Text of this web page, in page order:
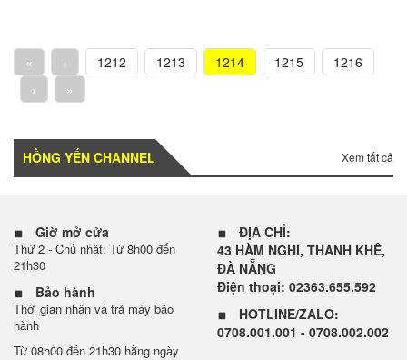
« ‹ 1212 1213 1214 1215
1216
›
»
HỒNG YẾN CHANNEL Xem tất cả
Giờ mở cửa
Thứ 2 - Chủ nhật: Từ 8h00 đến
21h30
Bảo hành
Thời gian nhận và trả máy bảo
hành
Từ 08h00 đến 21h30 hằng ngày
ĐỊA CHỈ:
43 HÀM NGHI, THANH KHÊ,
ĐÀ NẴNG
Điện thoại: 02363.655.592
HOTLINE/ZALO:
0708.001.001 - 0708.002.002